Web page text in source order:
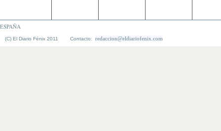
ESPAÑA
(C) El Diario Fénix 2011 Contacto: redaccion@eldiariofenix.com